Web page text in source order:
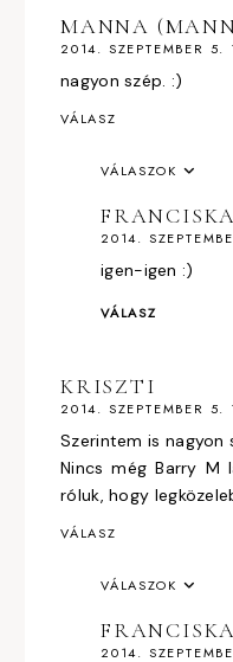
MANNA
2014. SZEPTEMBER 5.
nagyon szép. :)
VÁLASZ
VÁLASZOK
FRANCISKA
2014.
igen-igen :)
VÁLASZ
KRISZTI
2014. SZEPTEMBER 5.
Szerintem is nagyon
Nincs még Barry M
róluk, hogy
VÁLASZ
VÁLASZOK
FRANCISKA
2014.